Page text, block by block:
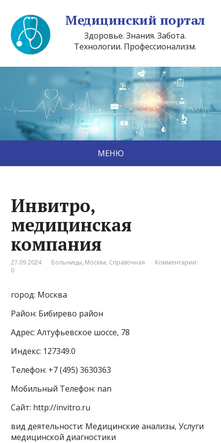
Медицинский портал
Здоровье. Знания. Забота.
Технологии. Профессионализм.
МЕНЮ
Инвитро,
медицинская
компания
27.09.2024 Больницы, Москва, Справочная
Комментарии:
0
город: Москва
Район: Бибирево район
Адрес: Алтуфьевское шоссе, 78
Индекс: 127349.0
Телефон: +7 (495) 3630363
Мобильный Телефон: nan
Сайт: http://invitro.ru
вид деятельности: Медицинские анализы, Услуги
медицинской диагностики